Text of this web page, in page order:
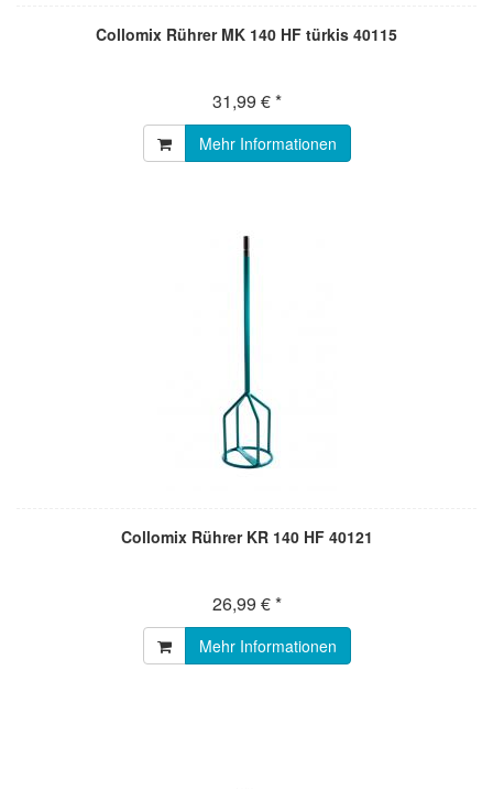
Collomix Rührer MK 140 HF türkis 40115
31,99 € *
Mehr Informationen
Collomix Rührer KR 140 HF 40121
26,99 € *
Mehr Informationen